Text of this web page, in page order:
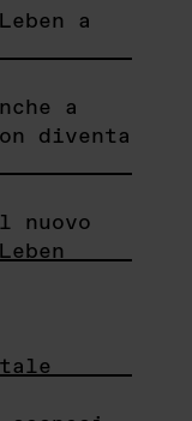
a
a
diventa
nuovo